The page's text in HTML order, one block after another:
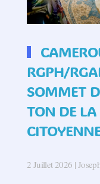
RGPH/
SOMMET
TON DE
2 Juillet 2026 |